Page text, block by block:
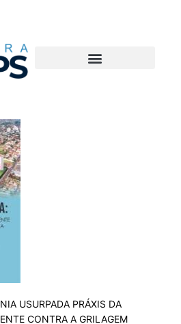
USURPADA PRÁXIS DA
CONTRA A GRILAGEM